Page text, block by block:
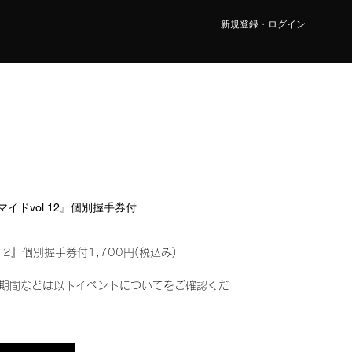
新規登録・ログイン
イドvol.12』個別握手券付
』個別握手券付1,700円(税込み)
間などは以下イベントについてをご確認くだ